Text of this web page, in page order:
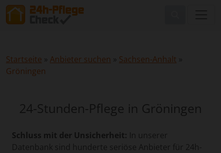
Startseite » Anbieter suchen » Sachsen-Anhalt »
Gröningen
24-Stunden-Pflege in Gröningen
Schluss mit der Unsicherheit: In unserer
Datenbank sind hunderte seriöse Anbieter für 24h-